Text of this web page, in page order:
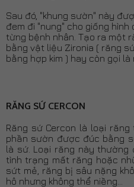
Sau đó, "khung sườn" này
đem đi "nung" cho giống
từng bệnh nhân. Tạo ra một
bằng vật liệu Zironia ( răng
bằng hợp kim ) hay còn gọi là
RĂNG SỨ CERCON
Răng sứ Cercon là loại
phần sườn được đúc bằng
là sứ. Loại răng này
tình trạng mất răng hoặc
sứt mẻ, răng bị sâu nặng
hô nhưng không thể niềng…